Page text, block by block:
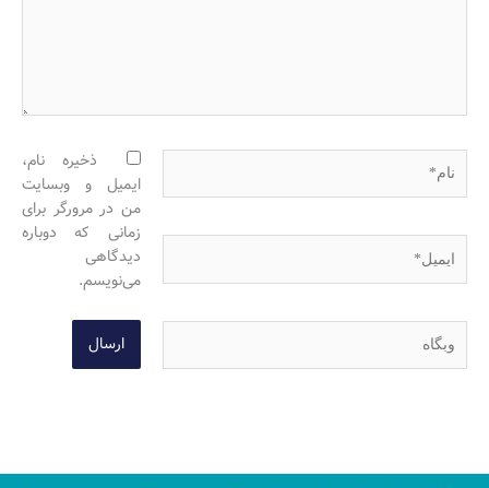
وبگاه
ذخیره نام،
ایمیل و وبسایت
من در مرورگر برای
زمانی که دوباره
دیدگاهی
می‌نویسم.